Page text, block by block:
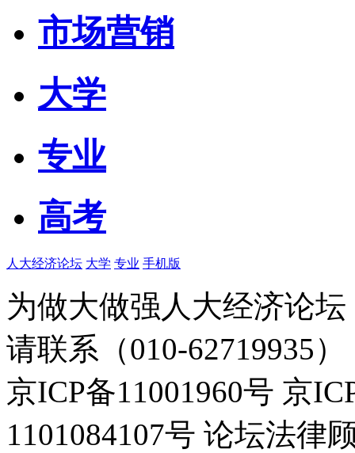
市场营销
大学
专业
高考
人大经济论坛 大学 专业 手机版
为做大做强人大经济论
请联系（010-62719935）
京ICP备11001960号 京
1101084107号 论坛法律